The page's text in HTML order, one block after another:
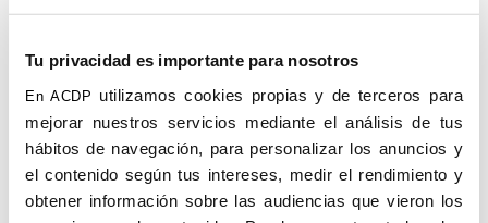
Tu privacidad es importante para nosotros
En ACDP utilizamos cookies propias y de terceros para
mejorar nuestros servicios mediante el análisis de tus
hábitos de navegación, para personalizar los anuncios y
el contenido según tus intereses, medir el rendimiento y
obtener información sobre las audiencias que vieron los
Red de Redes es una nueva producción audiovisual